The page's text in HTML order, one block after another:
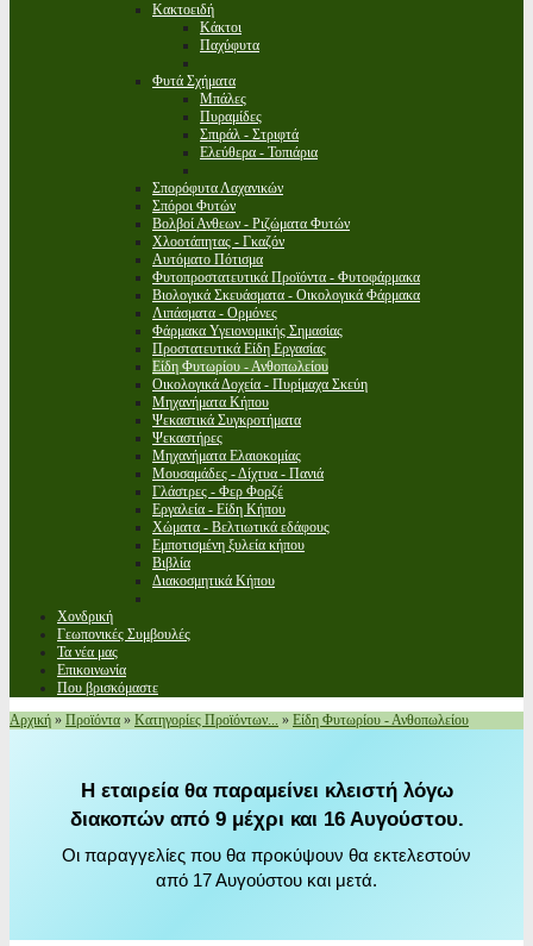
Κακτοειδή
Κάκτοι
Παχύφυτα
Φυτά Σχήματα
Μπάλες
Πυραμίδες
Σπιράλ - Στριφτά
Ελεύθερα - Τοπιάρια
Σπορόφυτα Λαχανικών
Σπόροι Φυτών
Βολβοί Ανθεων - Ριζώματα Φυτών
Χλοοτάπητας - Γκαζόν
Αυτόματο Πότισμα
Φυτοπροστατευτικά Προϊόντα - Φυτοφάρμακα
Βιολογικά Σκευάσματα - Οικολογικά Φάρμακα
Λιπάσματα - Ορμόνες
Φάρμακα Υγειονομικής Σημασίας
Προστατευτικά Είδη Εργασίας
Είδη Φυτωρίου - Ανθοπωλείου
Οικολογικά Δοχεία - Πυρίμαχα Σκεύη
Μηχανήματα Κήπου
Ψεκαστικά Συγκροτήματα
Ψεκαστήρες
Μηχανήματα Ελαιοκομίας
Μουσαμάδες - Δίχτυα - Πανιά
Γλάστρες - Φερ Φορζέ
Εργαλεία - Είδη Κήπου
Χώματα - Βελτιωτικά εδάφους
Εμποτισμένη ξυλεία κήπου
Βιβλία
Διακοσμητικά Κήπου
Χονδρική
Γεωπονικές Συμβουλές
Τα νέα μας
Επικοινωνία
Που βρισκόμαστε
Αρχική » Προϊόντα » Κατηγορίες Προϊόντων... » Είδη Φυτωρίου - Ανθοπωλείου
Η εταιρεία θα παραμείνει κλειστή λόγω
διακοπών από 9 μέχρι και 16 Αυγούστου.
Οι παραγγελίες που θα προκύψουν θα εκτελεστούν
από 17 Αυγούστου και μετά.